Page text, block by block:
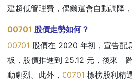
建超低管理費，偶爾還會自動調降
00701 股價走勢如何？
00701 股價在 2020 年初，宣告配
板，股價推進到 25.12 元，後來一
動劇烈。此外， 00701 標榜股利精